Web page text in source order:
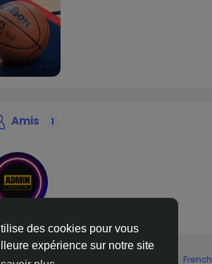
des cookies pour vous
expérience sur notre site
Amis 1
liveadmin
Live City In French